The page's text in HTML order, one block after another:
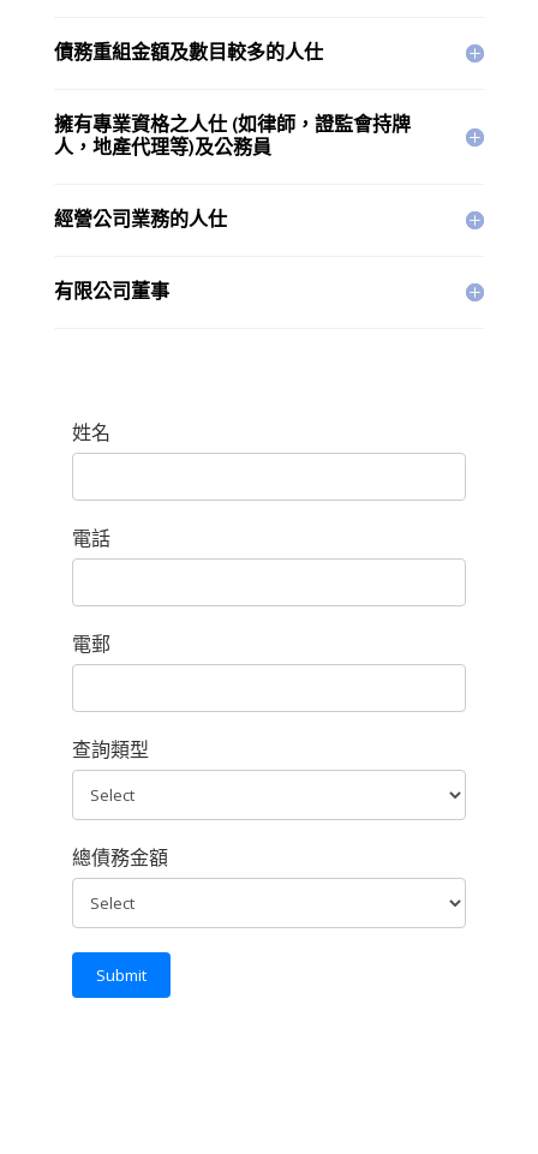
債務重組金額及數目較多的人仕
擁有專業資格之人仕 (如律師，證監會持牌
人，地產代理等)及公務員
經營公司業務的人仕
有限公司董事
姓名
電話
電郵
查詢類型
總債務金額
Submit